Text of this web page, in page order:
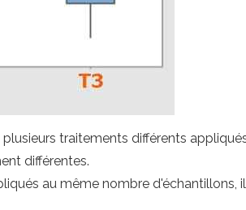
traitements différents
différentes.
au même nombre d'échantillons,